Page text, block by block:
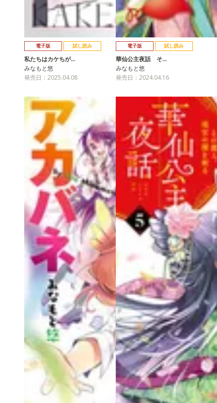
電子版 試し読み
私たちはカケちが…
みなもと悠
発売日：2025.04.08
電子版 試し読み
華仙公主夜話 そ…
みなもと悠
発売日：2024.04.16